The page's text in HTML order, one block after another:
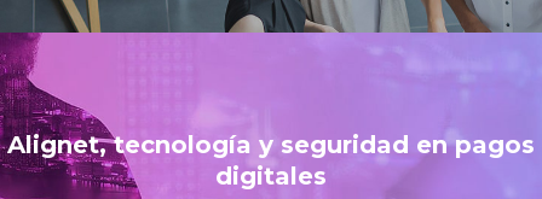
Alignet, tecnología y seguridad en pagos
digitales